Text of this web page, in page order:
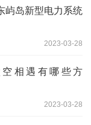
屿岛新型电力系统
2023-03-28
相遇有哪些方
2023-03-28